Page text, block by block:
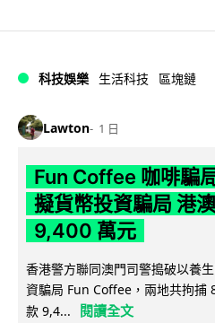
科技娛樂 生活科技 區塊鏈
Lawton 1 日
Fun Coffee 咖啡騙
擬貨幣投資騙局 港
9,400 萬元
香港警方聯同澳門司警搗破以養
資騙局 Fun Coffee，兩地共拘捕
款 9,4...
閱讀全文